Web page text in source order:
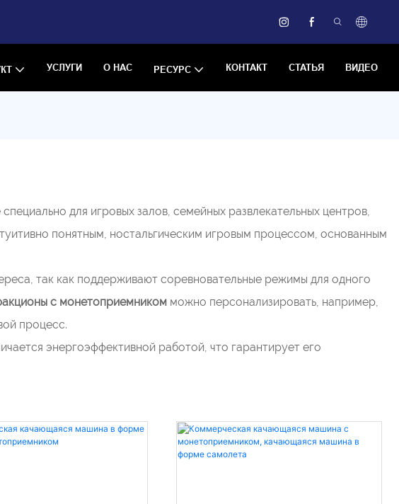
УСЛУГИ О НАС РЕСУРС КОНТАКТ СТАТЬЯ ВИДЕО
для игровых залов, семейных развлекательных центров,
понятным, ностальгическим игровым процессом, основанным
так как поддерживают соревновательные режимы для одного
с монетоприемником можно персонализировать, например,
процесс.
энергоэффективной работой, что гарантирует его